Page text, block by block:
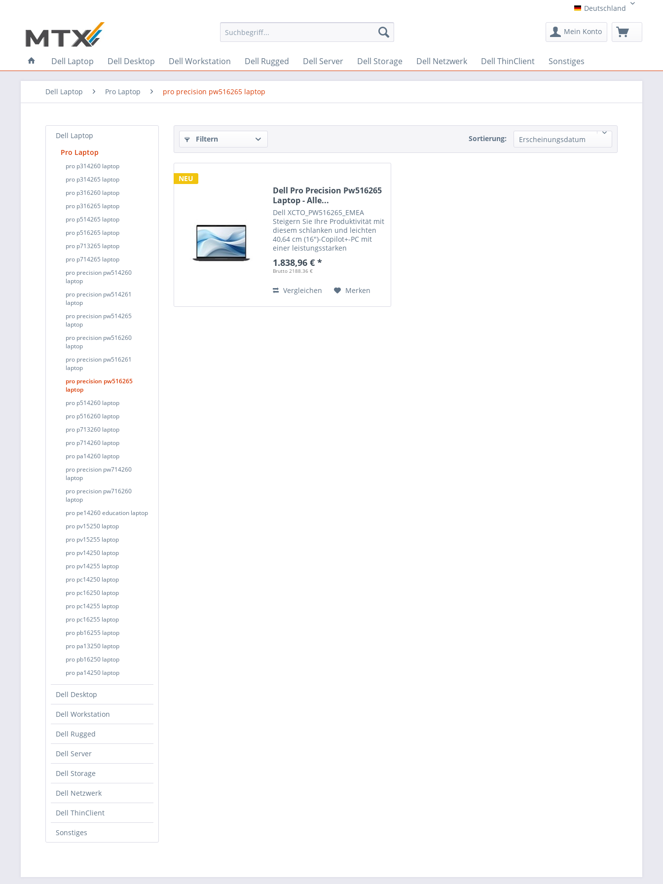
Deutschland
Deutschland
Mein Konto
Dell Laptop Dell Desktop Dell Workstation Dell Rugged Dell Server Dell Storage Dell Netzwerk Dell ThinClient Sonstiges
Dell Laptop Pro Laptop pro precision pw516265 laptop
Dell Laptop
Pro Laptop
pro p314260 laptop
pro p314265 laptop
pro p316260 laptop
pro p316265 laptop
pro p514265 laptop
pro p516265 laptop
pro p713265 laptop
pro p714265 laptop
pro precision pw514260
laptop
pro precision pw514261
laptop
pro precision pw514265
laptop
pro precision pw516260
laptop
pro precision pw516261
laptop
pro precision pw516265
laptop
pro p514260 laptop
pro p516260 laptop
pro p713260 laptop
pro p714260 laptop
pro pa14260 laptop
pro precision pw714260
laptop
pro precision pw716260
laptop
pro pe14260 education laptop
pro pv15250 laptop
pro pv15255 laptop
pro pv14250 laptop
pro pv14255 laptop
pro pc14250 laptop
pro pc16250 laptop
pro pc14255 laptop
pro pc16255 laptop
pro pb16255 laptop
pro pa13250 laptop
pro pb16250 laptop
pro pa14250 laptop
Dell Desktop
Dell Workstation
Dell Rugged
Dell Server
Dell Storage
Dell Netzwerk
Dell ThinClient
Sonstiges
Filtern Sortierung: Erscheinungsdatum
NEU
Dell Pro Precision Pw516265
Laptop - Alle...
DellXCTO_PW516265_EMEA
Steigern Sie Ihre Produktivität mit
diesem schlanken und leichten
40,64 cm (16")-Copilot+-PC mit
einer leistungsstarken
Kombination aus AMD CPU, GPU
und NPU.
1.838,96 € *
Brutto 2188.36 €
Vergleichen Merken